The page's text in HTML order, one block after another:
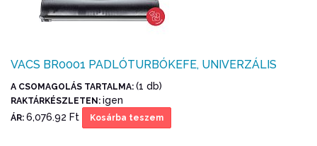
VACS BR0001 PADLÓTURBÓKEFE, UNIVERZÁLIS
A CSOMAGOLÁS TARTALMA: (1 db)
RAKTÁRKÉSZLETEN: igen
ÁR: 6,076.92 Ft Kosárba teszem